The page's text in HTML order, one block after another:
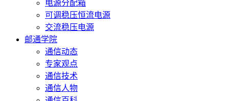
电源分配箱
可调稳压恒流电源
交流稳压电源
邮通学院
通信动态
专家观点
通信技术
通信人物